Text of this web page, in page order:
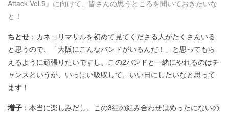
Attack Vol.5』に向けて、皆さんの思うところを聞いておきたいな
と！
ちとせ ：カネヨリマサルを初めて見てくださる人がたくさんいる
と思うので、「大阪にこんなバンドがいるんだ！」と思ってもら
えるように頑張りたいですし、この2バンドと一緒にやれるのはチ
ャンスというか、いっぱい吸収して、いい日にしたいなと思って
ます！
増子 ：本当に楽しみだし、この3組の組み合わせはめったにないの